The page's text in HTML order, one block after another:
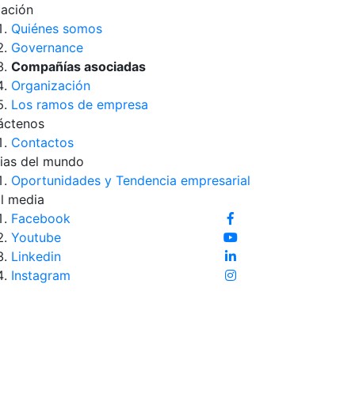
Quiénes somos
Governance
Compañías asociadas
Organización
Los ramos de empresa
Contactos
del mundo
Oportunidades y Tendencia empresarial
media
Facebook
Youtube
Linkedin
Instagram